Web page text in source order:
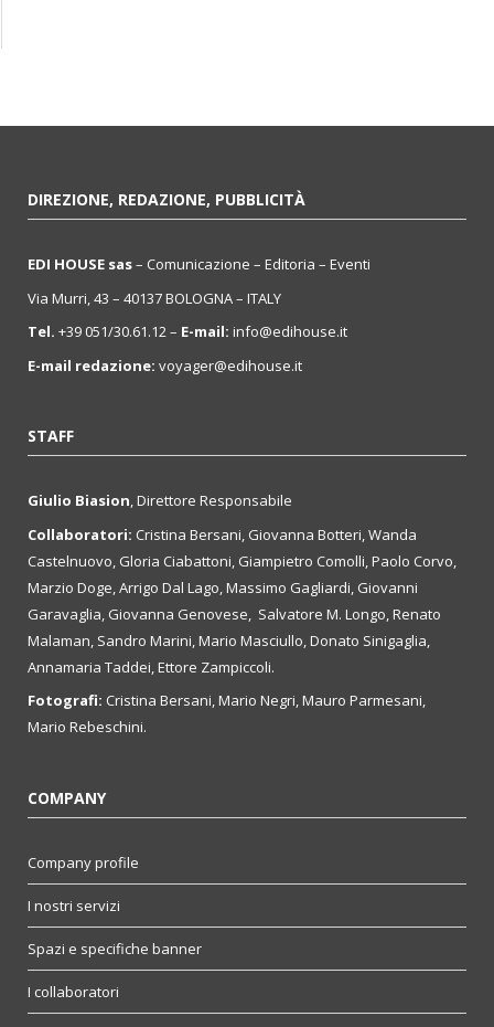
DIREZIONE, REDAZIONE, PUBBLICITÀ
EDI HOUSE sas– Comunicazione – Editoria – Eventi
Via Murri, 43 – 40137 BOLOGNA – ITALY
Tel. +39 051/30.61.12 – E-mail: info@edihouse.it
E-mail redazione: voyager@edihouse.it
STAFF
Giulio Biasion, Direttore Responsabile
Collaboratori: Cristina Bersani, Giovanna Botteri, Wanda
Castelnuovo, Gloria Ciabattoni, Giampietro Comolli, Paolo Corvo,
Marzio Doge, Arrigo Dal Lago, Massimo Gagliardi, Giovanni
Garavaglia, Giovanna Genovese, Salvatore M. Longo, Renato
Malaman, Sandro Marini, Mario Masciullo, Donato Sinigaglia,
Annamaria Taddei, Ettore Zampiccoli.
Fotografi: Cristina Bersani, Mario Negri, Mauro Parmesani,
Mario Rebeschini.
COMPANY
Company profile
I nostri servizi
Spazi e specifiche banner
I collaboratori